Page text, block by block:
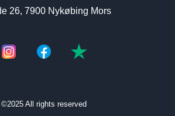
26, 7900 Nykøbing Mors
©2025 All rights reserved